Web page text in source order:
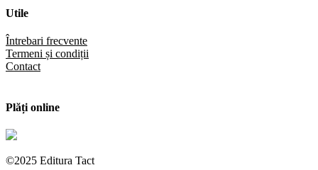
Utile
Întrebari frecvente
Termeni și condiții
Contact
Plăți online
©2025 Editura Tact